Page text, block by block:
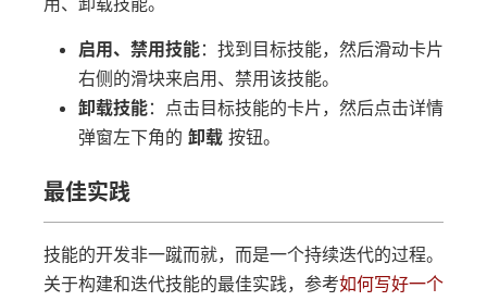
启用、禁用技能：找到目标技能，然后滑动卡片
右侧的滑块来启用、禁用该技能。
卸载技能：点击目标技能的卡片，然后点击详情
弹窗左下角的 卸载 按钮。
最佳实践
技能的开发非一蹴而就，而是一个持续迭代的过程。
关于构建和迭代技能的最佳实践，参考如何写好一个